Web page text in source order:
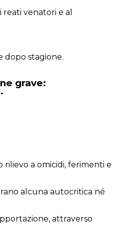
venatori e al
dopo stagione.
grave:
a omicidi, ferimenti e
alcuna autocritica né
attraverso